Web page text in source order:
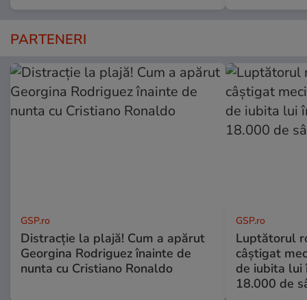
PARTENERI
GSP.ro
Distracție la plajă! Cum a apărut
Georgina Rodriguez înainte de
nunta cu Cristiano Ronaldo
GSP.ro
Luptătorul
câștigat
de iubita lui
18.000 de